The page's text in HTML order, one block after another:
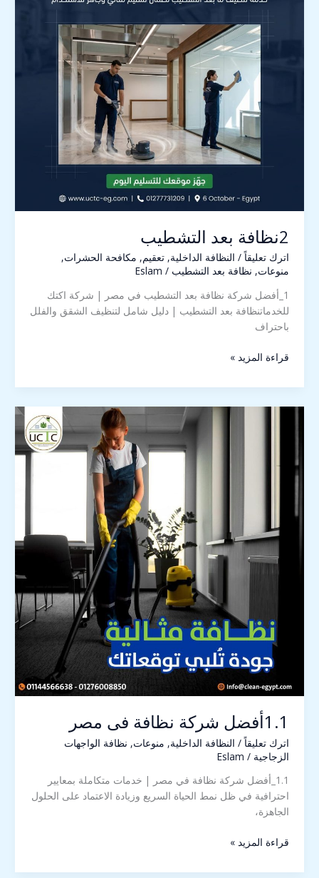
2نظافة بعد التشطيب
اترك تعليقاً / النظافة الداخلية, تعقيم, مكافحة الحشرات,
منوعات, نظافة بعد التشطيب /
Eslam
1_أفضل شركة نظافة بعد التشطيب في مصر | شركة اكتك
للخدماتنظافة بعد التشطيب | دليل شامل لتنظيف الشقق والفلل
باحتراف
قراءة المزيد »
1.1أفضل شركة نظافة فى مصر
اترك تعليقاً / النظافة الداخلية, منوعات, نظافة الواجهات
الزجاجية /
Eslam
1.1_أفضل شركة نظافة في مصر | خدمات متكاملة بمعايير
احترافية في ظل نمط الحياة السريع وزيادة الاعتماد على الحلول
الجاهزة،
قراءة المزيد »